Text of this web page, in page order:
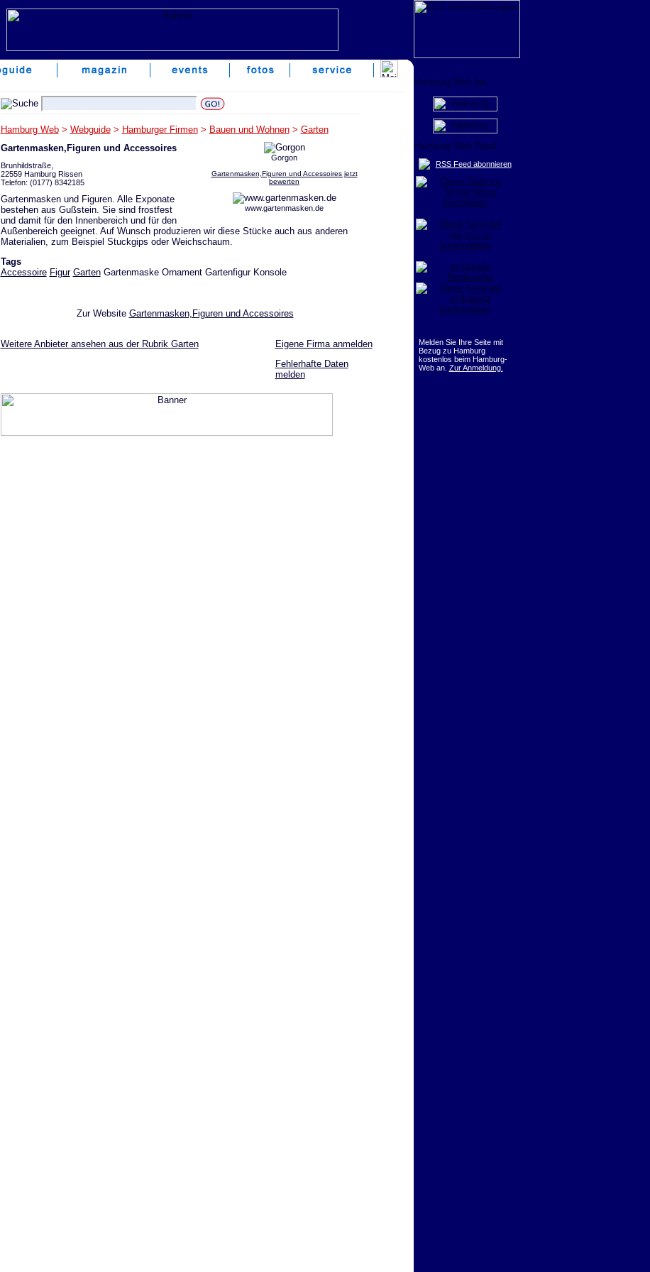
Hamburg Web> Webguide> Hamburger Firmen> Bauen und Wohnen> Garten
Gorgon
Gartenmasken,Figuren und Accessoires jetzt
bewerten
www.gartenmasken.de
Gartenmasken,Figuren und Accessoires
Brunhildstraße,
22559 Hamburg Rissen
Telefon: (0177) 8342185
Gartenmasken und Figuren. Alle Exponate
bestehen aus Gußstein. Sie sind frostfest
und damit für den Innenbereich und für den
Außenbereich geeignet. Auf Wunsch produzieren wir diese Stücke auch aus anderen
Materialien, zum Beispiel Stuckgips oder Weichschaum.
Tags
Accessoire Figur GartenGartenmaske Ornament Gartenfigur Konsole
Zur Website Gartenmasken,Figuren und Accessoires
Weitere Anbieter ansehen aus der Rubrik Garten
Eigene Firma anmelden
Fehlerhafte Daten
melden
RSS Feed abonnieren
Melden Sie Ihre Seite mit
Bezug zu Hamburg
kostenlos beim Hamburg-
Web an. Zur Anmeldung.